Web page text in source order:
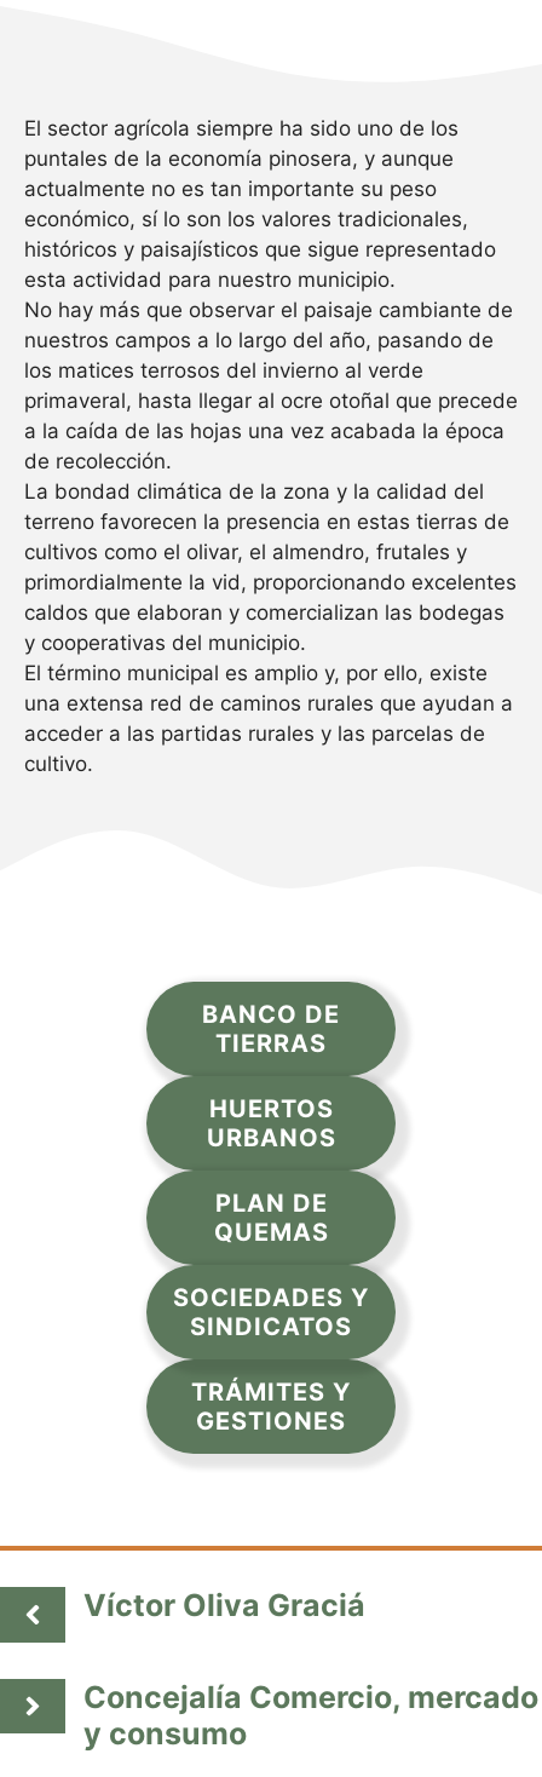
El sector agrícola siempre ha sido uno de los
puntales de la economía pinosera, y aunque
actualmente no es tan importante su peso
económico, sí lo son los valores tradicionales,
históricos y paisajísticos que sigue representado
esta actividad para nuestro municipio.
No hay más que observar el paisaje cambiante de
nuestros campos a lo largo del año, pasando de
los matices terrosos del invierno al verde
primaveral, hasta llegar al ocre otoñal que precede
a la caída de las hojas una vez acabada la época
de recolección.
La bondad climática de la zona y la calidad del
terreno favorecen la presencia en estas tierras de
cultivos como el olivar, el almendro, frutales y
primordialmente la vid, proporcionando excelentes
caldos que elaboran y comercializan las bodegas
y cooperativas del municipio.
El término municipal es amplio y, por ello, existe
una extensa red de caminos rurales que ayudan a
acceder a las partidas rurales y las parcelas de
cultivo.
BANCO DE
TIERRAS
HUERTOS
URBANOS
PLAN DE
QUEMAS
SOCIEDADES Y
SINDICATOS
TRÁMITES Y
GESTIONES
Víctor Oliva Graciá
Concejalía Comercio, mercado
y consumo